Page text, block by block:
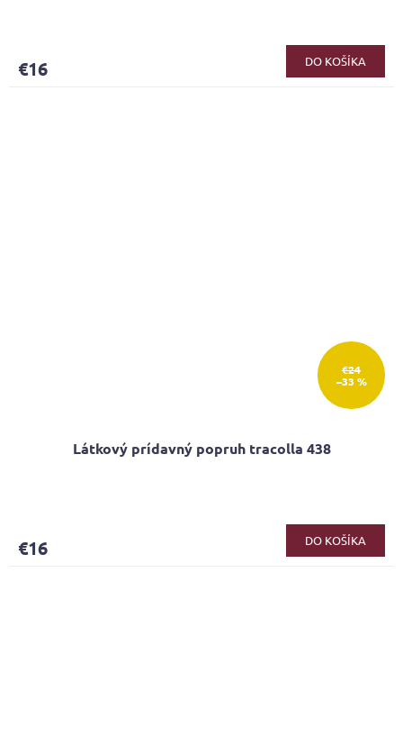
€16 DO KOŠÍKA
€24
–33 %
Látkový prídavný popruh tracolla 438
€16 DO KOŠÍKA